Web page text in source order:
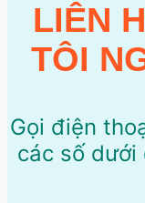
LIÊN
TÔI
Gọi điện
các số